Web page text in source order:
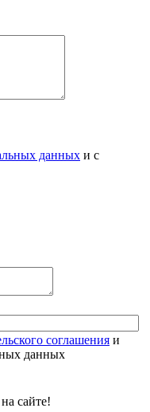
данных и с
соглашения и
данных
сайте!